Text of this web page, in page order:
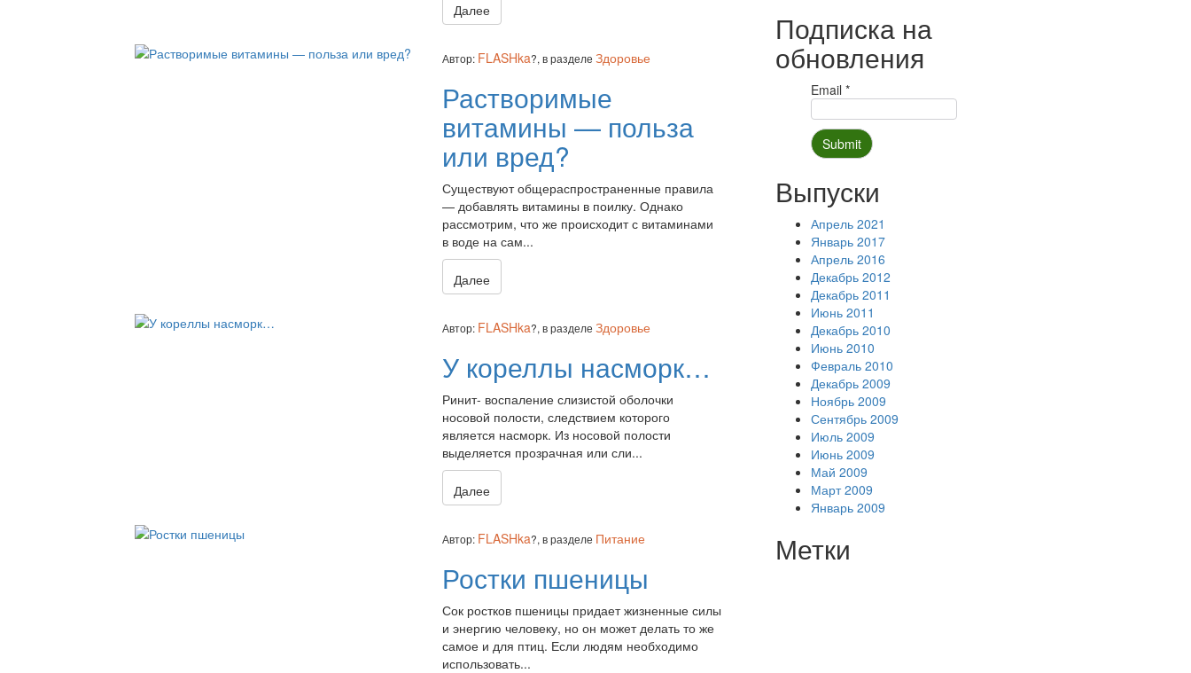
Далее
Автор: FLASHka?, в разделе Здоровье
Растворимые
витамины — польза
или вред?
Существуют общераспространенные правила
— добавлять витамины в поилку. Однако
рассмотрим, что же происходит с витаминами
в воде на сам...
Далее
Автор: FLASHka?, в разделе Здоровье
У кореллы насморк…
Ринит- воспаление слизистой оболочки
носовой полости, следствием которого
является насморк. Из носовой полости
выделяется прозрачная или сли...
Далее
Автор: FLASHka?, в разделе Питание
Ростки пшеницы
Сок ростков пшеницы придает жизненные силы
и энергию человеку, но он может делать то же
самое и для птиц. Если людям необходимо
использовать...
Подписка на
обновления
Email *
Выпуски
Апрель 2021
Январь 2017
Апрель 2016
Декабрь 2012
Декабрь 2011
Июнь 2011
Декабрь 2010
Июнь 2010
Февраль 2010
Декабрь 2009
Ноябрь 2009
Сентябрь 2009
Июль 2009
Июнь 2009
Май 2009
Март 2009
Январь 2009
Метки